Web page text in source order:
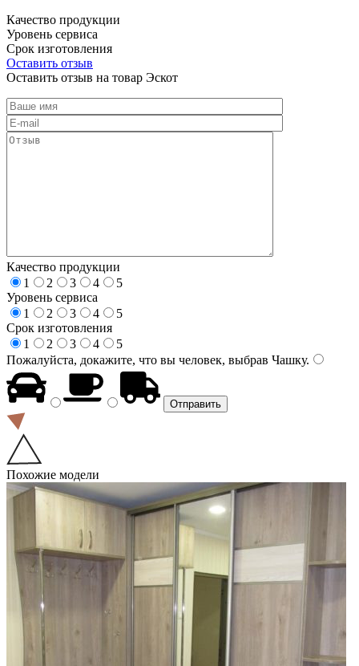
Качество продукции
Уровень сервиса
Срок изготовления
Оставить отзыв
Оставить отзыв на товар Эскот
Качество продукции
1
2 3 4
5
Уровень сервиса
1
2 3 4
5
Срок изготовления
1
2 3 4
5
Пожалуйста, докажите, что вы человек, выбрав Чашку.
Похожие модели